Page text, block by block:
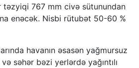
767 mm civə sütunundan
enəcək. Nisbi rütubət 50-60 %
havanın əsasən yağmursuz
səhər bəzi yerlərdə yağıntılı